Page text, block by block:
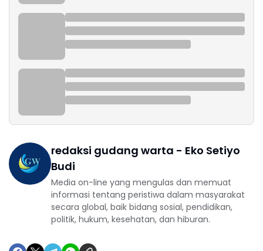
redaksi gudang warta - Eko Setiyo
Budi
Media on-line yang mengulas dan memuat
informasi tentang peristiwa dalam masyarakat
secara global, baik bidang sosial, pendidikan,
politik, hukum, kesehatan, dan hiburan.